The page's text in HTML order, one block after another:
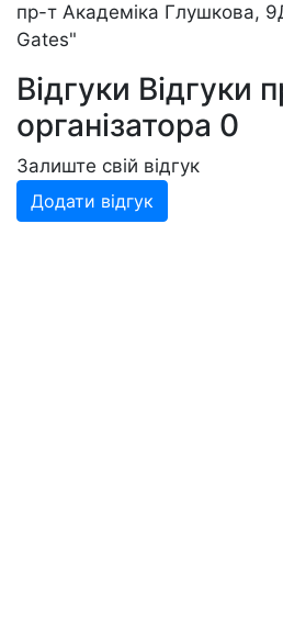
пр-т Академіка Глушкова,
Gates"
Відгуки Відгуки
організатора 0
Залиште свій відгук
Додати відгук